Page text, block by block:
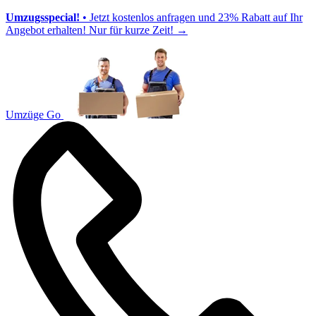
Umzugsspecial! • Jetzt kostenlos anfragen und 23% Rabatt auf Ihr
Angebot erhalten! Nur für kurze Zeit! →
Umzüge Go